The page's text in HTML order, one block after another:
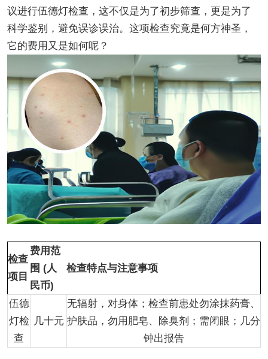
议进行伍德灯检查，这不仅是为了初步筛查，更是为了
科学鉴别，避免误诊误治。这项检查究竟是何方神圣，
它的费用又是如何呢？
检查
项目
费用范
围 (人
民币)
检查特点与注意事项
伍德
灯检
查
几十元
无辐射，对身体；检查前患处勿涂抹药膏、
护肤品，勿用肥皂、除臭剂；需闭眼；几分
钟出报告